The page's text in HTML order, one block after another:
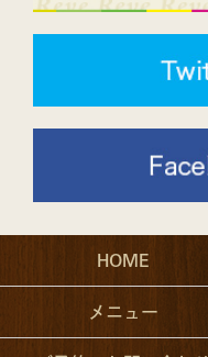
HOME
メニュー